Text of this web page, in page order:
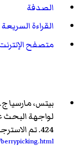
الصدفة
القراءة السريعة
متصفح
424. تم الاسترجاع:
berrypicking.html